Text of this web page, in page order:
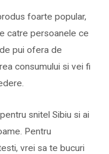
foarte popular,
catre persoanele ce
pui ofera de
consumului si vei fi
snitel Sibiu si ai
Pentru
vrei sa te bucuri